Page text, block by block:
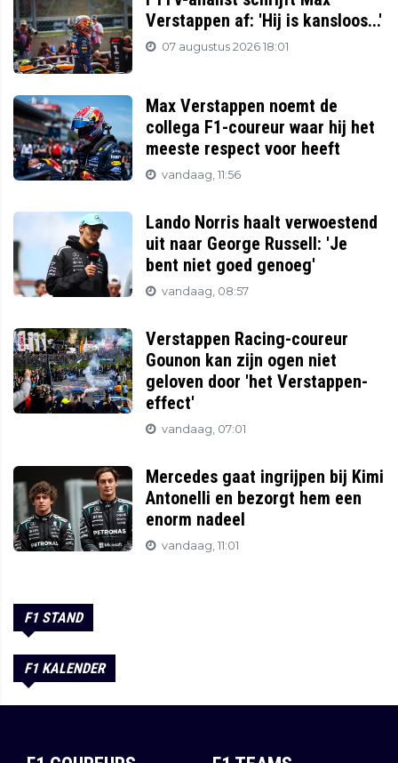
Verstappen af: 'Hij is kansloos...'
07 augustus 2026 18:01
Max Verstappen noemt de
collega F1-coureur waar hij het
meeste respect voor heeft
vandaag, 11:56
Lando Norris haalt verwoestend
uit naar George Russell: 'Je
bent niet goed genoeg'
vandaag, 08:57
Verstappen Racing-coureur
Gounon kan zijn ogen niet
geloven door 'het Verstappen-
effect'
vandaag, 07:01
Mercedes gaat ingrijpen bij Kimi
Antonelli en bezorgt hem een
enorm nadeel
vandaag, 11:01
F1 STAND
F1 KALENDER